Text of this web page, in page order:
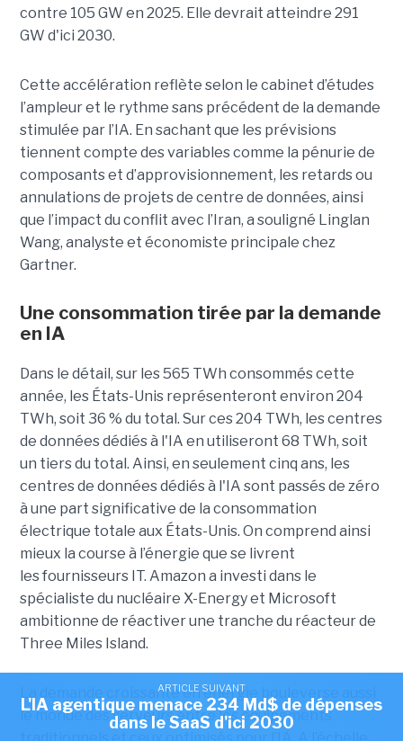
contre 105 GW en 2025. Elle devrait atteindre 291
GW d'ici 2030.
Cette accélération reflète selon le cabinet d’études
l’ampleur et le rythme sans précédent de la demande
stimulée par l’IA. En sachant que les prévisions
tiennent compte des variables comme la pénurie de
composants et d’approvisionnement, les retards ou
annulations de projets de centre de données, ainsi
que l’impact du conflit avec l’Iran, a souligné Linglan
Wang, analyste et économiste principale chez
Gartner.
Une consommation tirée par la demande
en IA
Dans le détail, sur les 565 TWh consommés cette
année, les États-Unis représenteront environ 204
TWh, soit 36 ​​% du total. Sur ces 204 TWh, les centres
de données dédiés à l'IA en utiliseront 68 TWh, soit
un tiers du total. Ainsi, en seulement cinq ans, les
centres de données dédiés à l'IA sont passés de zéro
à une part significative de la consommation
électrique totale aux États-Unis. On comprend ainsi
mieux la course à l’énergie que se livrent
les fournisseurs IT. Amazon a investi dans le
spécialiste du nucléaire X-Energy et Microsoft
ambitionne de réactiver une tranche du réacteur de
Three Miles Island.
La demande croissante en énergie bouleverse aussi
le monde des serveurs entre les équipements
ARTICLE SUIVANT
L'IA agentique menace 234 Md$ de dépenses
dans le SaaS d'ici 2030